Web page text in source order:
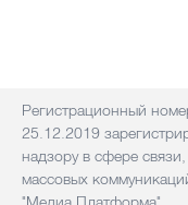
Регистрационный
25.12.2019
надзору в сфере
массовых